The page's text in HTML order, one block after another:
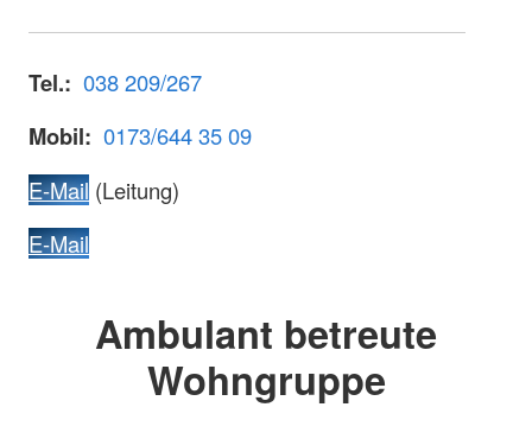
Tel.: 038 209/267
Mobil: 0173/644 35 09
E-Mail (Leitung)
E-Mail
Ambulant betreute
Wohngruppe